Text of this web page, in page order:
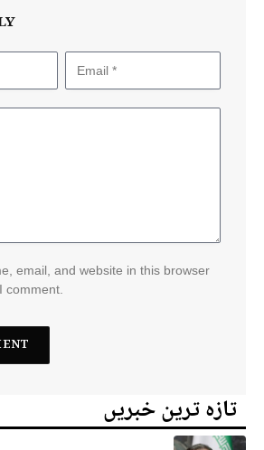
email, and website in this browser
comment.
تازہ ترین خبریں